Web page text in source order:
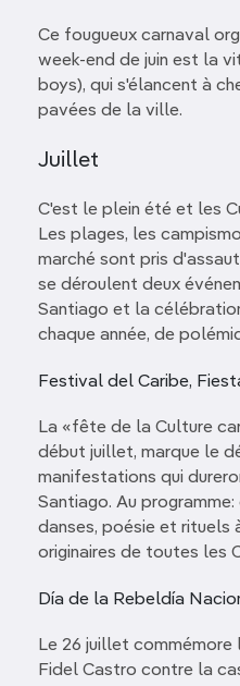
Ce fougueux carnaval
week-end de juin est la
boys), qui s'élancent à
pavées de la ville.
Juillet
C'est le plein été et les
Les plages, les
marché sont pris
se déroulent deux
Santiago et la
chaque année, de
Festival del Caribe,
La «fête de la Culture
début juillet, marque le
manifestations qui
Santiago. Au
danses, poésie et rituels
originaires de toutes les
Día de la Rebeldía
Le 26 juillet
Fidel Castro contre la